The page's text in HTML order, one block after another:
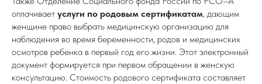
оплачивает услуги по родовым сертификатам, дающим
женщине право выбрать медицинскую организацию для
наблюдения во время беременности, родов и медицинских
осмотров ребенка в первый год его жизни. Этот электронный
документ формируется при первом обращении в женскую
консультацию. Стоимость родового сертификата составляет